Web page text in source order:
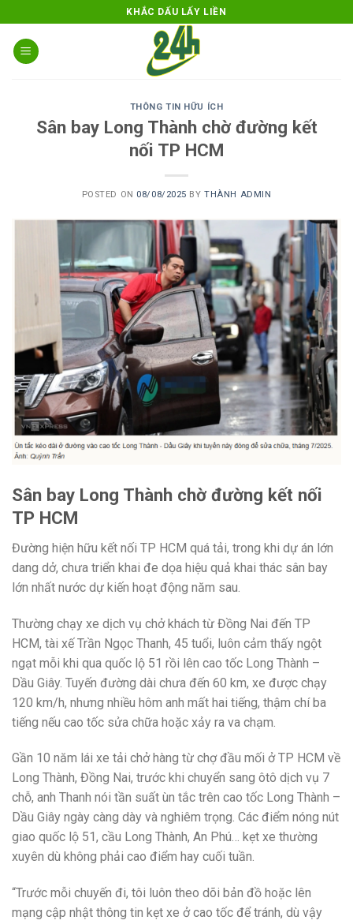
to
content
KHẮC DẤU LẤY LIỀN
THÔNG TIN HỮU ÍCH
Sân bay Long Thành chờ đường kết
nối TP HCM
POSTED ON 08/08/2025 BYTHÀNH ADMIN
Sân bay Long Thành chờ đường kết nối
TP HCM
Đường hiện hữu kết nối TP HCM quá tải, trong khi dự án lớn
dang dở, chưa triển khai đe dọa hiệu quả khai thác sân bay
lớn nhất nước dự kiến hoạt động năm sau.
Thường chạy xe dịch vụ chở khách từ Đồng Nai đến TP
HCM, tài xế Trần Ngọc Thanh, 45 tuổi, luôn cảm thấy ngột
ngạt mỗi khi qua quốc lộ 51 rồi lên cao tốc Long Thành –
Dầu Giây. Tuyến đường dài chưa đến 60 km, xe được chạy
120 km/h, nhưng nhiều hôm anh mất hai tiếng, thậm chí ba
tiếng nếu cao tốc sửa chữa hoặc xảy ra va chạm.
Gần 10 năm lái xe tải chở hàng từ chợ đầu mối ở TP HCM về
Long Thành, Đồng Nai, trước khi chuyển sang ôtô dịch vụ 7
chỗ, anh Thanh nói tần suất ùn tắc trên cao tốc Long Thành –
Dầu Giây ngày càng dày và nghiêm trọng. Các điểm nóng nút
giao quốc lộ 51, cầu Long Thành, An Phú… kẹt xe thường
xuyên dù không phải cao điểm hay cuối tuần.
“Trước mỗi chuyến đi, tôi luôn theo dõi bản đồ hoặc lên
mạng cập nhật thông tin kẹt xe ở cao tốc để tránh, dù vậy